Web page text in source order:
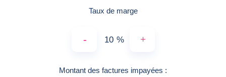
Taux de marge
- % +
Montant des factures impayées Exemple : 10 000
: